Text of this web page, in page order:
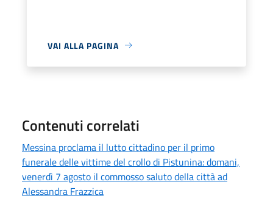
VAI ALLA PAGINA
Contenuti correlati
Messina proclama il lutto cittadino per il primo
funerale delle vittime del crollo di Pistunina: domani,
venerdì 7 agosto il commosso saluto della città ad
Alessandra Frazzica